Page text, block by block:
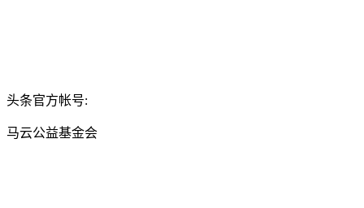
头条官方帐号:
马云公益基金会